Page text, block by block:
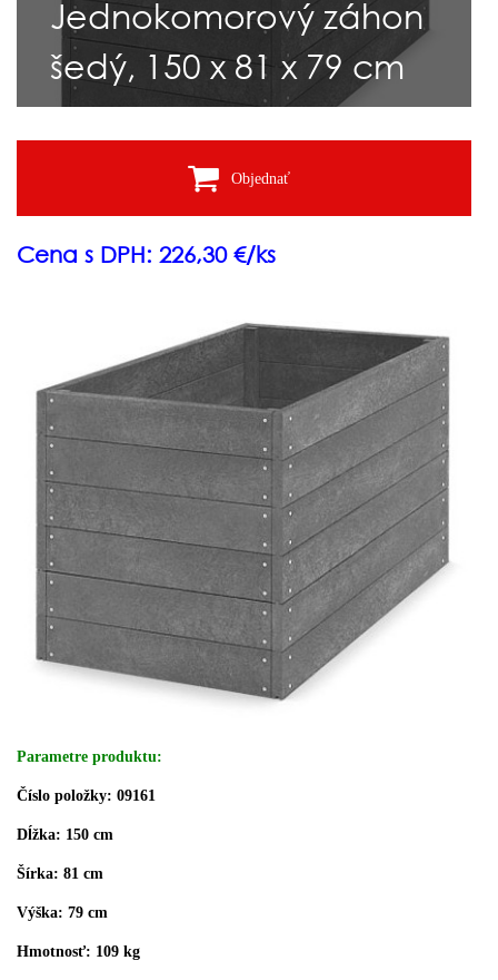
Jednokomorový záhon
šedý, 150 x 81 x 79 cm
Objednať
Cena s DPH: 226,30 €/ks
Parametre produktu:
Číslo položky: 09161
Dĺžka: 150 cm
Šírka: 81 cm
Výška: 79 cm
Hmotnosť: 109 kg